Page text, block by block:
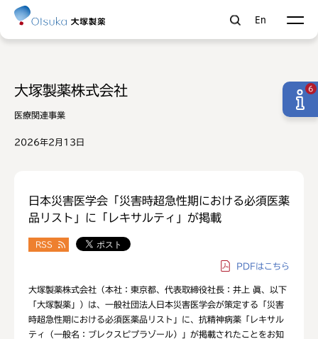
En
大塚製薬株式会社
医療関連事業
2026年2月13日
日本災害医学会「災害時超急性期における必須医薬
品リスト」に「レキサルティ」が掲載
RSS
PDFはこちら
大塚製薬株式会社（本社：東京都、代表取締役社長：井上 眞、以下
「大塚製薬」）は、一般社団法人日本災害医学会が策定する「災害
時超急性期における必須医薬品リスト」に、抗精神病薬「レキサル
ティ（一般名：ブレクスピプラゾール）」が掲載されたことをお知
6